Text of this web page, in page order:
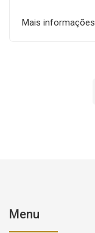
Mais informações
Menu